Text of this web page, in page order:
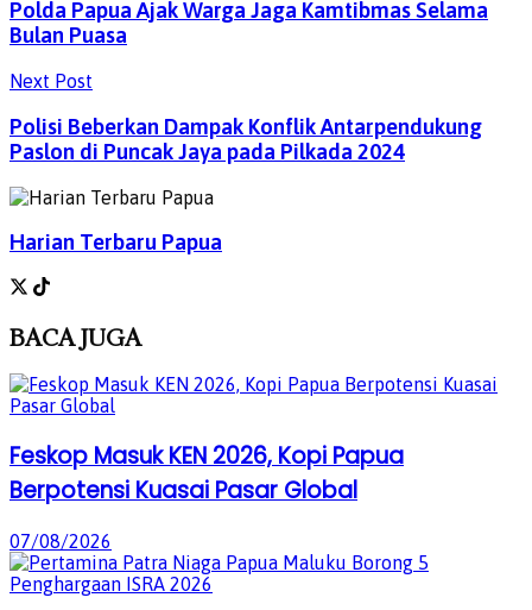
Polda Papua Ajak Warga Jaga Kamtibmas Selama
Bulan Puasa
Next Post
Polisi Beberkan Dampak Konflik Antarpendukung
Paslon di Puncak Jaya pada Pilkada 2024
Harian Terbaru Papua
BACAJUGA
Feskop Masuk KEN 2026, Kopi Papua
Berpotensi Kuasai Pasar Global
07/08/2026